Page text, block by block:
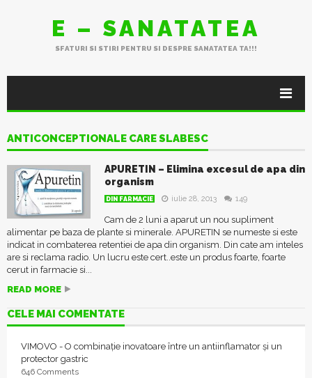
E – SANATATEA
SFATURI SI STIRI PENTRU SI DESPRE SANATATEA TA!!!
ANTICONCEPTIONALE CARE SLABESC
APURETIN – Elimina excesul de apa din
organism
DIN FARMACIE iulie 28, 2013 149
Cam de 2 luni a aparut un nou supliment
alimentar pe baza de plante si minerale. APURETIN se numeste si este
indicat in combaterea retentiei de apa din organism. Din cate am inteles
are si reclama radio. Un lucru este cert..este un produs foarte, foarte
cerut in farmacie si...
READ MORE
CELE MAI COMENTATE
VIMOVO - O combinație inovatoare între un antiinflamator și un
protector gastric
646 Comments